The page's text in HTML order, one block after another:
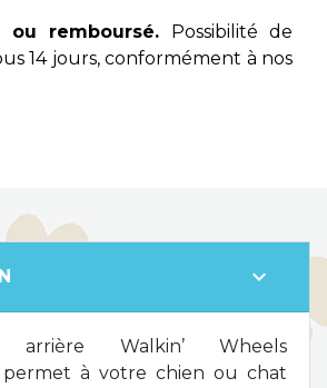
ou remboursé. Possibilité de
14 jours, conformément à nos
expand_more
arrière Walkin’ Wheels
permet à votre chien ou chat